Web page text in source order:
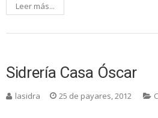
Leer más...
Sidrería Casa Óscar
lasidra 25 de payares, 2012